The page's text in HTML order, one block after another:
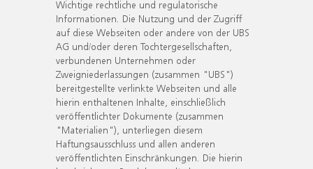
Wichtige rechtliche und regulatorische
Informationen. Die Nutzung und der Zugriff
auf diese Webseiten oder andere von der UBS
AG und/oder deren Tochtergesellschaften,
verbundenen Unternehmen oder
Zweigniederlassungen (zusammen "UBS")
bereitgestellte verlinkte Webseiten und alle
hierin enthaltenen Inhalte, einschließlich
veröffentlichter Dokumente (zusammen
"Materialien"), unterliegen diesem
Haftungsausschluss und allen anderen
veröffentlichten Einschränkungen. Die hierin